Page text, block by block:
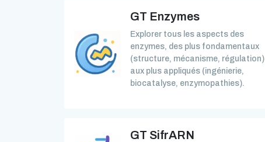
GT Enzymes
Explorer tous les aspects des
enzymes, des plus fondamentaux
(structure, mécanisme, régulation)
aux plus appliqués (ingénierie,
biocatalyse, enzymopathies).
GT SifrARN